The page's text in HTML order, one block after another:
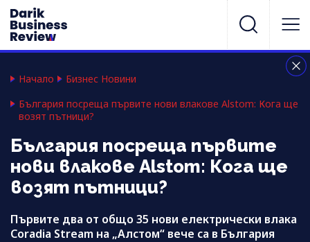
Начало
Бизнес Новини
България посреща първите нови влакове Alstom: Кога ще
возят пътници?
България посреща първите
нови влакове Alstom: Кога ще
возят пътници?
Първите два от общо 35 нови електрически влака
Coradia Stream на „Алстом“ вече са в България